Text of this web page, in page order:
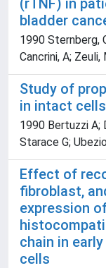
(rTNF) in
bladder
1990 Sternberg,
Cancrini, A; Zeuli,
Study of
in intact
1990 Bertuzzi A;
Starace G;
Effect of
fibroblast,
expression
chain in
cells